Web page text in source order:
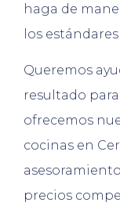
haga de
los
Queremos
resultado
ofrecemos
cocinas en
precios